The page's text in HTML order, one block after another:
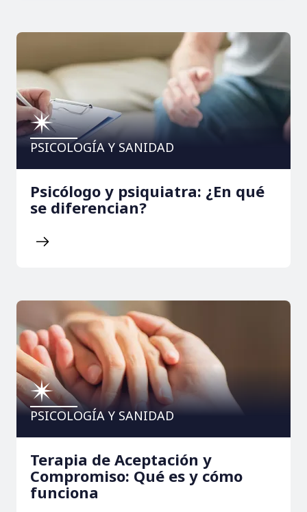
PSICOLOGÍA Y SANIDAD
Psicólogo y psiquiatra: ¿En qué
se diferencian?
PSICOLOGÍA Y SANIDAD
Terapia de Aceptación y
Compromiso: Qué es y cómo
funciona